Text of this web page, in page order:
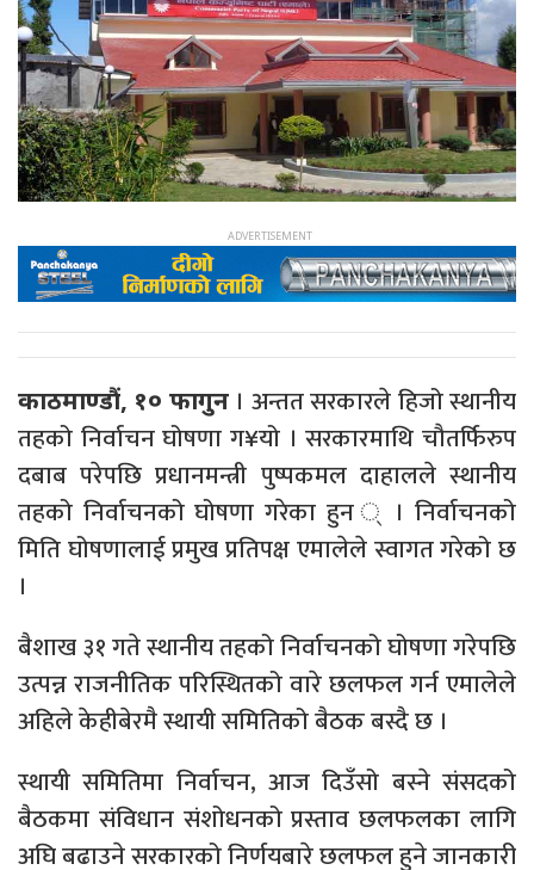
काठमाण्डौं, १० फागुन। अन्तत सरकारले हिजो स्थानीय
तहको निर्वाचन घोषणा ग¥यो । सरकारमाथि चौतर्फिरुप
दबाब परेपछि प्रधानमन्त्री पुष्पकमल दाहालले स्थानीय
तहको निर्वाचनको घोषणा गरेका हुन ् । निर्वाचनको
मिति घोषणालाई प्रमुख प्रतिपक्ष एमालेले स्वागत गरेको छ
।
बैशाख ३१ गते स्थानीय तहको निर्वाचनको घोषणा गरेपछि
उत्पन्न राजनीतिक परिस्थितको वारे छलफल गर्न एमालेले
अहिले केहीबेरमै स्थायी समितिको बैठक बस्दै छ ।
स्थायी समितिमा निर्वाचन, आज दिउँसो बस्ने संसदको
बैठकमा संविधान संशोधनको प्रस्ताव छलफलका लागि
अघि बढाउने सरकारको निर्णयबारे छलफल हुने जानकारी